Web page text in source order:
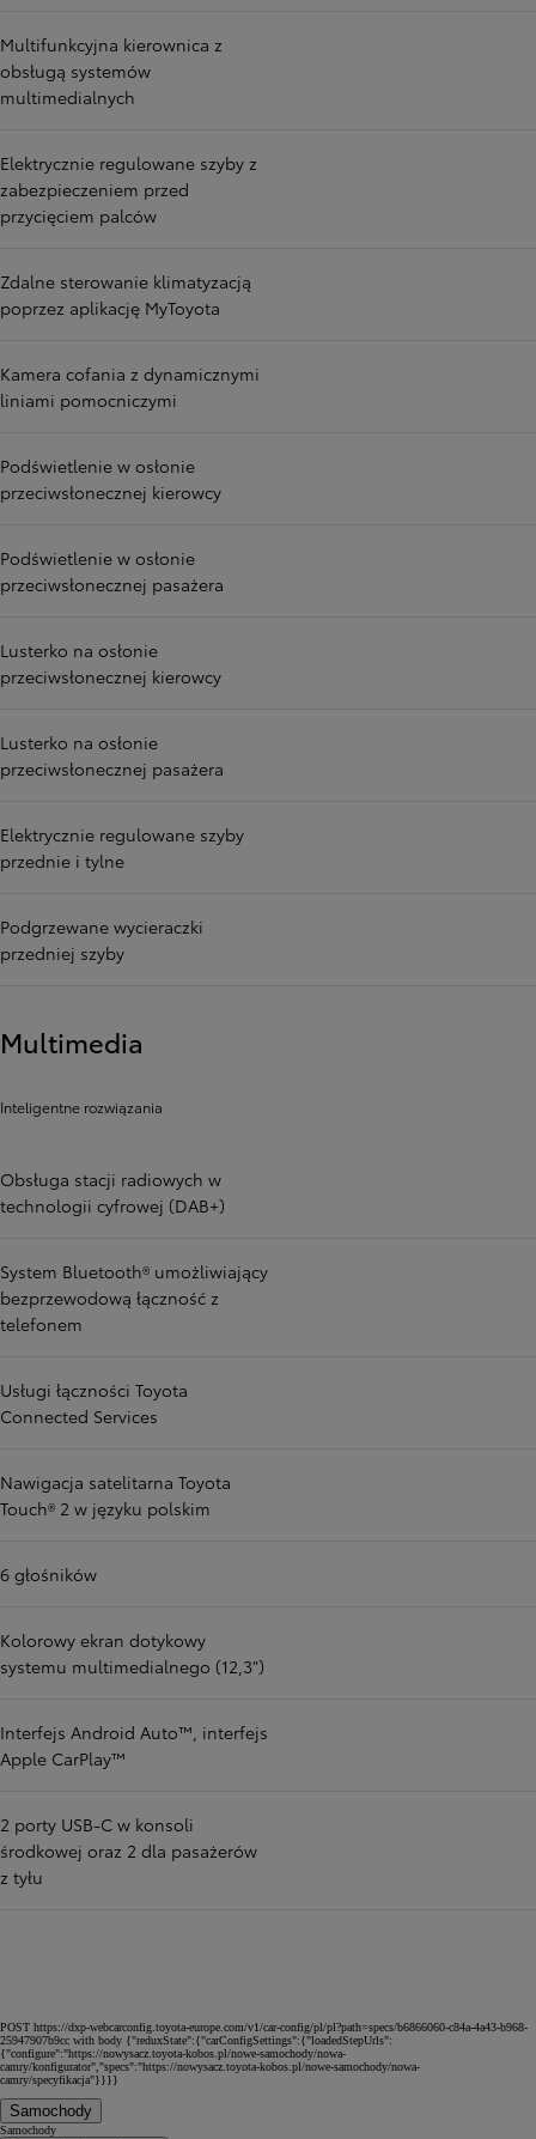
Multifunkcyjna kierownica z
obsługą systemów
multimedialnych
Elektrycznie regulowane szyby z
zabezpieczeniem przed
przycięciem palców
Zdalne sterowanie klimatyzacją
poprzez aplikację MyToyota
Kamera cofania z dynamicznymi
liniami pomocniczymi
Podświetlenie w osłonie
przeciwsłonecznej kierowcy
Podświetlenie w osłonie
przeciwsłonecznej pasażera
Lusterko na osłonie
przeciwsłonecznej kierowcy
Lusterko na osłonie
przeciwsłonecznej pasażera
Elektrycznie regulowane szyby
przednie i tylne
Podgrzewane wycieraczki
przedniej szyby
Multimedia
Inteligentne rozwiązania
Obsługa stacji radiowych w
technologii cyfrowej (DAB+)
System Bluetooth® umożliwiający
bezprzewodową łączność z
telefonem
Usługi łączności Toyota
Connected Services
Nawigacja satelitarna Toyota
Touch® 2 w języku polskim
6 głośników
Kolorowy ekran dotykowy
systemu multimedialnego (12,3")
Interfejs Android Auto™, interfejs
Apple CarPlay™
2 porty USB-C w konsoli
środkowej oraz 2 dla pasażerów
z tyłu
POST https://dxp-webcarconfig.toyota-europe.com/v1/car-config/pl/pl?path=specs/b6866060-c84a-4a43-b968-
25947907b9cc with body {"reduxState":{"carConfigSettings":{"loadedStepUrls":
{"configure":"https://nowysacz.toyota-kobos.pl/nowe-samochody/nowa-
camry/konfigurator","specs":"https://nowysacz.toyota-kobos.pl/nowe-samochody/nowa-
camry/specyfikacja"}}}}
Samochody
Samochody